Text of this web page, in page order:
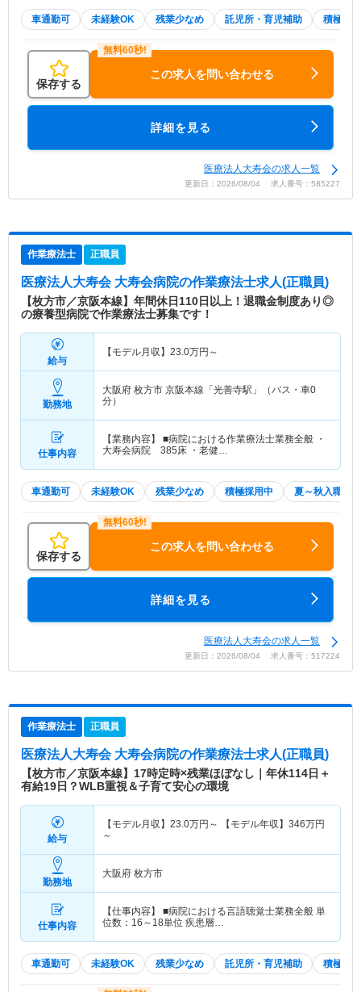
車通勤可 未経験OK 残業少なめ 託児所・育児補助 積極採
保存する
この求人を問い合わせる
詳細を見る
医療法人大寿会の求人一覧
更新日：2026/08/04 求人番号：585227
作業療法士 正職員
医療法人大寿会 大寿会病院の作業療法士求人(正職員)
【枚方市／京阪本線】年間休日110日以上！退職金制度あり◎
の療養型病院で作業療法士募集です！
給与
【モデル月収】 23.0万円～
勤務地
大阪府 枚方市 京阪本線「光善寺駅」（バス・車0
分）
仕事内容
【業務内容】 ■病院における作業療法士業務全般 ・
大寿会病院 385床 ・老健…
車通勤可 未経験OK 残業少なめ 積極採用中 夏～秋入職可
保存する
この求人を問い合わせる
詳細を見る
医療法人大寿会の求人一覧
更新日：2026/08/04 求人番号：517224
作業療法士 正職員
医療法人大寿会 大寿会病院の作業療法士求人(正職員)
【枚方市／京阪本線】17時定時×残業ほぼなし｜年休114日＋
有給19日？WLB重視＆子育て安心の環境
給与
【モデル月収】 23.0万円～ 【モデル年収】 346万円
～
勤務地
大阪府 枚方市
仕事内容
【仕事内容】 ■病院における言語聴覚士業務全般 単
位数：16～18単位 疾患層…
車通勤可 未経験OK 残業少なめ 託児所・育児補助 積極採